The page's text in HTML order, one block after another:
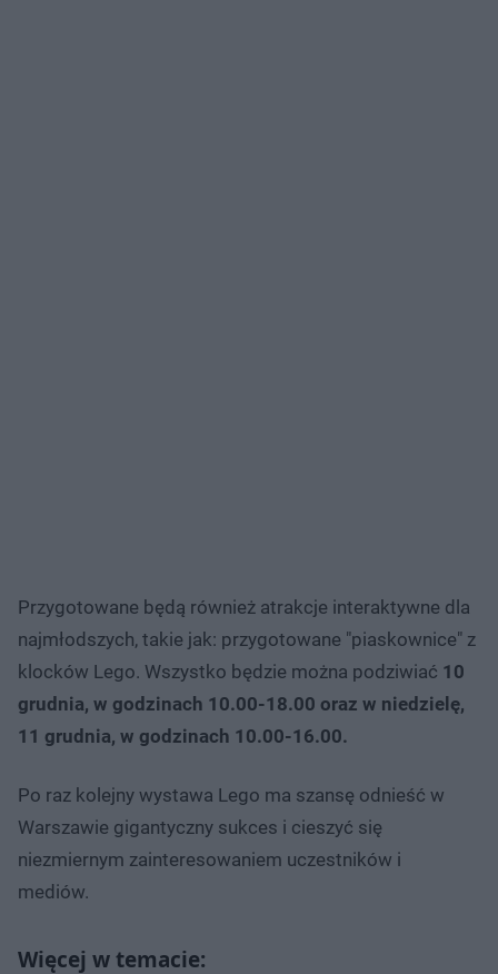
Przygotowane będą również atrakcje interaktywne dla
najmłodszych, takie jak: przygotowane "piaskownice" z
klocków Lego. Wszystko będzie można podziwiać 10
grudnia, w godzinach 10.00-18.00 oraz w niedzielę,
11 grudnia, w godzinach 10.00-16.00.
Po raz kolejny wystawa Lego ma szansę odnieść w
Warszawie gigantyczny sukces i cieszyć się
niezmiernym zainteresowaniem uczestników i
mediów.